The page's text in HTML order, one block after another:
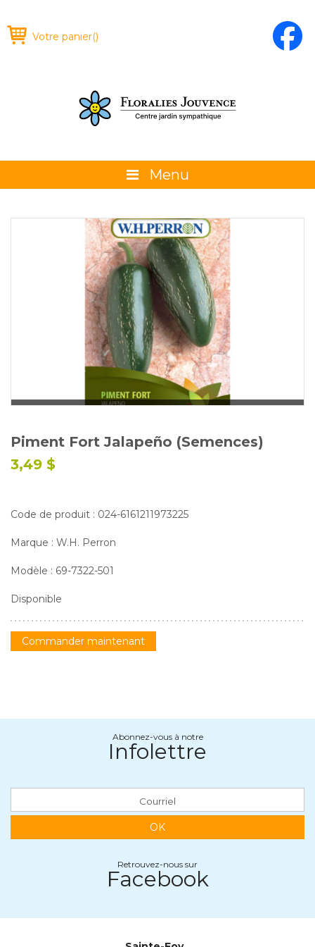
Votre panier()
Menu
La boutique
Promotions et évènements
Conseils
Glossaire
Calendrier horticole
Emplois
Service à la clientèle
Nous joindre
Piment Fort Jalapeño (Semences)
3,49 $
Code de produit : 024-6161211973225
Marque : W.H. Perron
Modèle : 69-7322-501
Disponible
Commander maintenant
Abonnez-vous à notre
Infolettre
OK
Retrouvez-nous sur
Facebook